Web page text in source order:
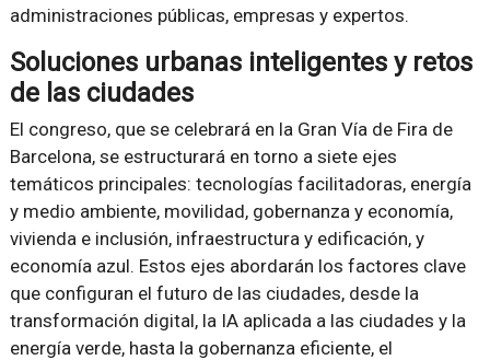
administraciones públicas, empresas y expertos.
Soluciones urbanas inteligentes y retos
de las ciudades
El congreso, que se celebrará en la Gran Vía de Fira de
Barcelona, se estructurará en torno a siete ejes
temáticos principales: tecnologías facilitadoras, energía
y medio ambiente, movilidad, gobernanza y economía,
vivienda e inclusión, infraestructura y edificación, y
economía azul. Estos ejes abordarán los factores clave
que configuran el futuro de las ciudades, desde la
transformación digital, la IA aplicada a las ciudades y la
energía verde, hasta la gobernanza eficiente, el